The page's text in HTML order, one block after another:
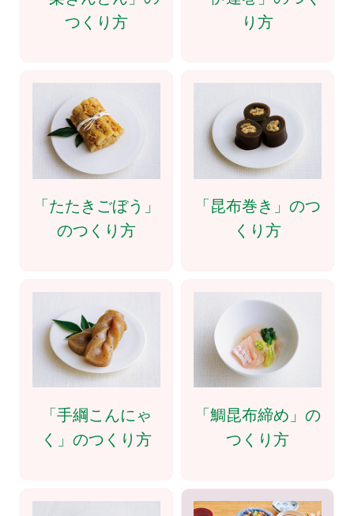
つくり方
り方
「たたきごぼう」
のつくり方
「昆布巻き」のつ
くり方
「手綱こんにゃ
く」のつくり方
「鯛昆布締め」の
つくり方